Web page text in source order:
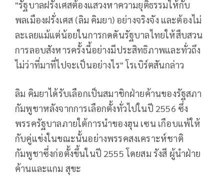
"รัฐบาลฝรั่งเศสต้องแสวงหาความยุติธรรมให้กับ
พลเมืองฝรั่งเศส (ลิม คิมยา) อย่างจริงจัง และต้องไม่
ละเลยแม้แต่น้อยในการกดดันรัฐบาลไทยให้สืบสวน
การลอบสังหารครั้งนี้อย่างมีประสิทธิภาพและทั่วถึง
ไม่ว่าที่มาที่ไปจะเป็นอย่างไร" โรเบิร์ตสันกล่าว
ลิม คิมยาได้รับเลือกเป็นสมาชิกฝ่ายค้านของรัฐสภา
กัมพูชาหลังจากการเลือกตั้งทั่วไปในปี 2556 ซึ่ง
พรรครัฐบาลภายใต้การนำของฮุน เซน เกือบแพ้ให้
กับคู่แข่งในขณะนั้นอย่างพรรคสงเคราะห์ชาติ
กัมพูชาซึ่งก่อตั้งขึ้นในปี 2555 โดยสม รังสี ผู้นำฝ่าย
ค้านและแกม สุขะ